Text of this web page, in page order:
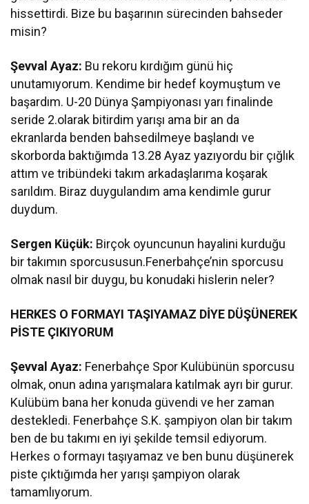
hissettirdi. Bize bu başarının sürecinden bahseder
misin?
Şevval Ayaz: Bu rekoru kırdığım günü hiç
unutamıyorum. Kendime bir hedef koymuştum ve
başardım. U-20 Dünya Şampiyonası yarı finalinde
seride 2.olarak bitirdim yarışı ama bir an da
ekranlarda benden bahsedilmeye başlandı ve
skorborda baktığımda 13.28 Ayaz yazıyordu bir çığlık
attım ve tribündeki takım arkadaşlarıma koşarak
sarıldım. Biraz duygulandım ama kendimle gurur
duydum.
Sergen Küçük: Birçok oyuncunun hayalini kurduğu
bir takımın sporcususun.Fenerbahçe’nin sporcusu
olmak nasıl bir duygu, bu konudaki hislerin neler?
HERKES O FORMAYI TAŞIYAMAZ DİYE DÜŞÜNEREK
PİSTE ÇIKIYORUM
Şevval Ayaz: Fenerbahçe Spor Kulübünün sporcusu
olmak, onun adına yarışmalara katılmak ayrı bir gurur.
Kulübüm bana her konuda güvendi ve her zaman
destekledi. Fenerbahçe S.K. şampiyon olan bir takım
ben de bu takımı en iyi şekilde temsil ediyorum.
Herkes o formayı taşıyamaz ve ben bunu düşünerek
piste çıktığımda her yarışı şampiyon olarak
tamamlıyorum.